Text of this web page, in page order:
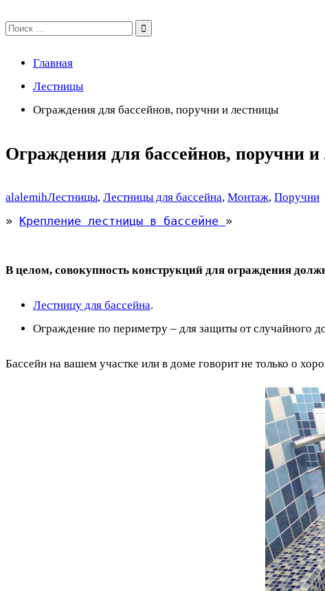
Поиск
Главная
Лестницы
Ограждения для бассейнов, поручни и лестницы
Ограждения для бассейнов, поручни
alalemihЛестницы, Лестницы для бассейна, Монтаж, Поручни
» Крепление лестницы в бассейне »
В целом, совокупность конструкций для ограждения
Лестницу для бассейна.
Ограждение по периметру – для защиты от случайного
Бассейн на вашем участке или в доме говорит не только о